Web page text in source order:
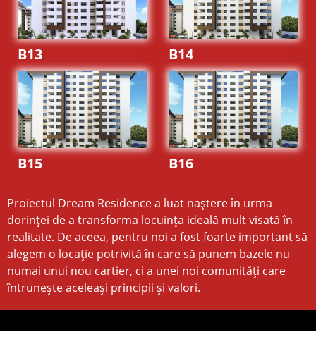
B13 B14
B15 B16
Proiectul Dream Residence a luat naștere în urma
dorinței de a transforma locuința ideală mult visată în
realitate. De aceea, pentru noi a fost foarte important să
alegem o locație potrivită în care să punem bazele nu
numai unui nou cartier, ci a unei noi comunități care
întrunește aceleași principii și valori.